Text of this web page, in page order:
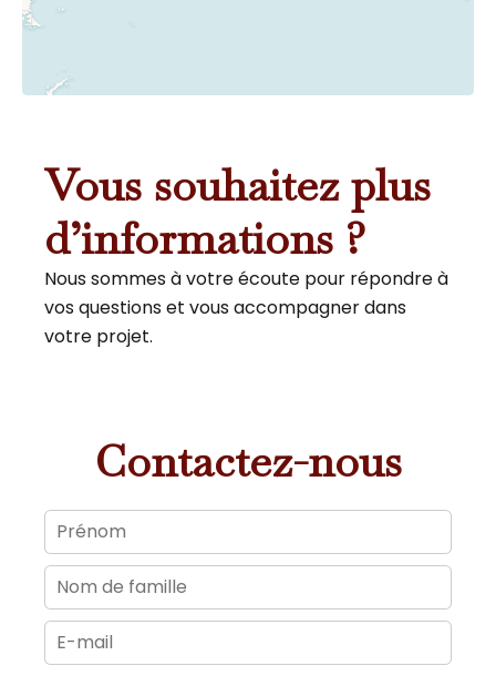
Vous souhaitez plus
d’informations ?
Nous sommes à votre écoute pour répondre à
vos questions et vous accompagner dans
votre projet.
Contactez-nous